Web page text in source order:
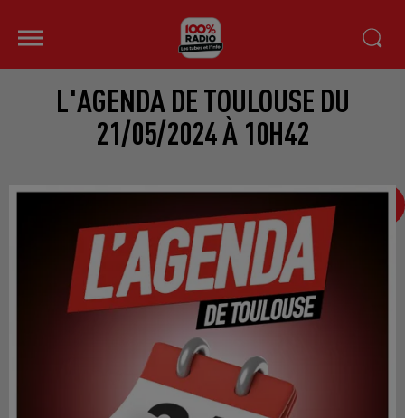
L'AGENDA DE TOULOUSE DU
21/05/2024 À 10H42